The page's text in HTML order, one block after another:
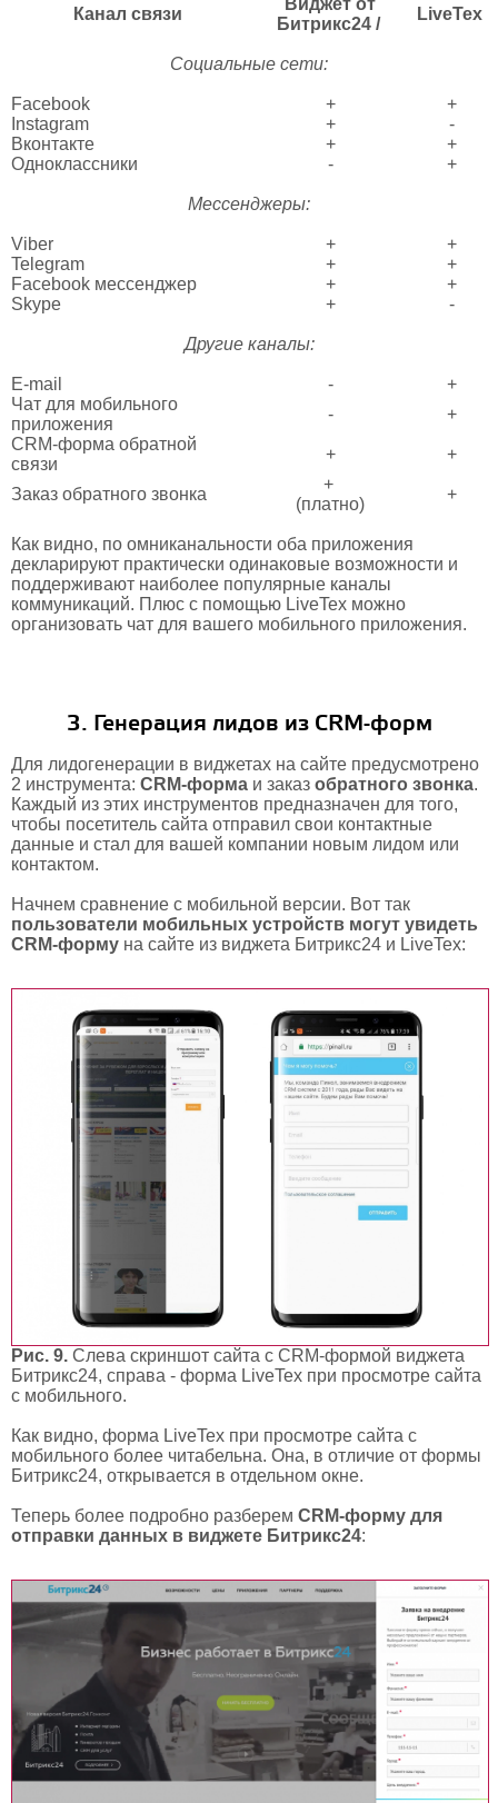
Канал связи
Битрикс24 /
LiveTex
Социальные сети:
Facebook +
+
Instagram
+
-
Вконтакте
+
+
Одноклассники
- +
Мессенджеры:
Viber +
+
Telegram
+
+
Facebook мессенджер
+
+
Skype
+ -
Другие каналы:
E-mail -
+
Чат для мобильного
приложения
-
+
CRM-форма обратной
связи
+ +
Заказ обратного звонка
+
(платно)
+
Как видно, по омниканальности оба приложения
декларируют практически одинаковые возможности и
поддерживают наиболее популярные каналы
коммуникаций. Плюс с помощью LiveTex можно
организовать чат для вашего мобильного приложения.
3. Генерация лидов из CRM-форм
Для лидогенерации в виджетах на сайте предусмотрено
2 инструмента: CRM-форма и заказ обратного звонка.
Каждый из этих инструментов предназначен для того,
чтобы посетитель сайта отправил свои контактные
данные и стал для вашей компании новым лидом или
контактом.
Начнем сравнение с мобильной версии. Вот так
пользователи мобильных устройств могут увидеть
CRM-форму на сайте из виджета Битрикс24 и LiveTex:
Рис. 9. Слева скриншот сайта с CRM-формой виджета
Битрикс24, справа - форма LiveTex при просмотре сайта
с мобильного.
Как видно, форма LiveTex при просмотре сайта с
мобильного более читабельна. Она, в отличие от формы
Битрикс24, открывается в отдельном окне.
Теперь более подробно разберем CRM-форму для
отправки данных в виджете Битрикс24: